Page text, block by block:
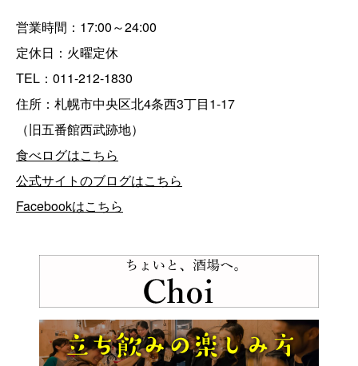
営業時間：17:00～24:00
定休日：火曜定休
TEL：011-212-1830
住所：札幌市中央区北4条西3丁目1-17
（旧五番館西武跡地）
食べログはこちら
公式サイトのブログはこちら
Facebookはこちら